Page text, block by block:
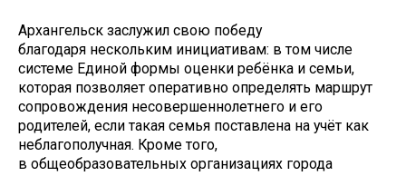
Архангельск заслужил свою победу
благодаря нескольким инициативам: в том числе
системе Единой формы оценки ребёнка и семьи,
которая позволяет оперативно определять маршрут
сопровождения несовершеннолетнего и его
родителей, если такая семья поставлена на учёт как
неблагополучная. Кроме того,
в общеобразовательных организациях города